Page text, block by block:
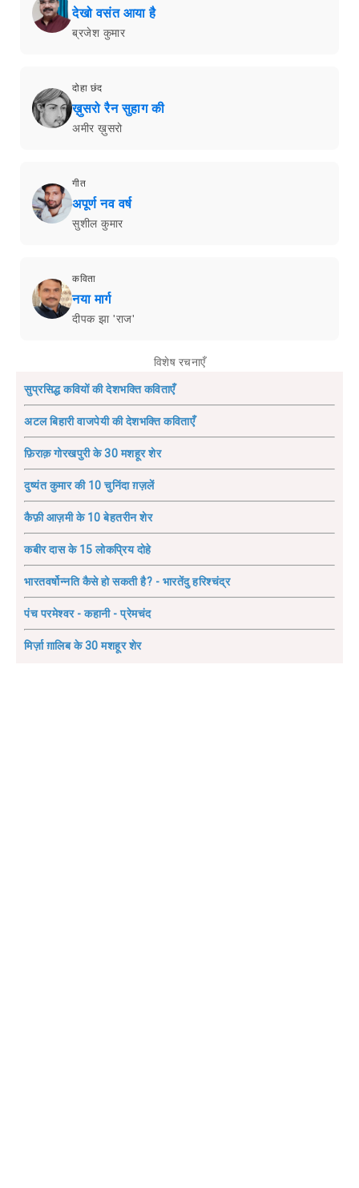
देखो वसंत आया है
ब्रजेश कुमार
दोहा छंद
ख़ुसरो रैन सुहाग की
अमीर ख़ुसरो
गीत
अपूर्ण नव वर्ष
सुशील कुमार
कविता
नया मार्ग
दीपक झा 'राज'
विशेष रचनाएँ
सुप्रसिद्ध कवियों की देशभक्ति कविताएँ
अटल बिहारी वाजपेयी की देशभक्ति कविताएँ
फ़िराक़ गोरखपुरी के 30 मशहूर शेर
दुष्यंत कुमार की 10 चुनिंदा ग़ज़लें
कैफ़ी आज़मी के 10 बेहतरीन शेर
कबीर दास के 15 लोकप्रिय दोहे
भारतवर्षोन्नति कैसे हो सकती है? - भारतेंदु हरिश्चंद्र
पंच परमेश्वर - कहानी - प्रेमचंद
मिर्ज़ा ग़ालिब के 30 मशहूर शेर